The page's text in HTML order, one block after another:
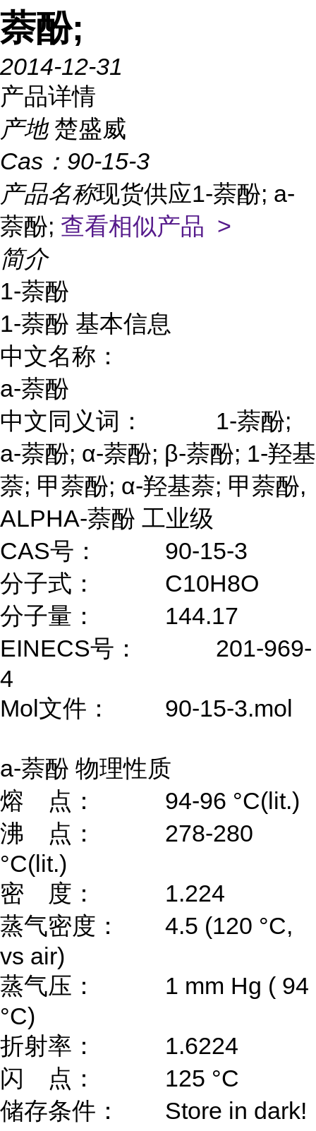
萘酚;
2014-12-31
产品详情
产地 楚盛威
Cas： 90-15-3
产品名称现货供应1-萘酚; a-
萘酚; 查看相似产品 >
简介
1-萘酚
1-萘酚 基本信息
中文名称：
a-萘酚
中文同义词：
1-萘酚;
a-萘酚; α-萘酚; β-萘酚; 1-羟基
萘; 甲萘酚; α-羟基萘; 甲萘酚,
ALPHA-萘酚 工业级
CAS号：
90-15-3
分子式：
C10H8O
分子量：
144.17
EINECS号：
201-969-
4
Mol文件：
90-15-3.mol
a-萘酚 物理性质
熔 点：
94-96 °C(lit.)
沸 点：
278-280
°C(lit.)
密 度：
1.224
蒸气密度：
4.5 (120 °C,
vs air)
蒸气压：
1 mm Hg ( 94
°C)
折射率：
1.6224
闪 点：
125 °C
储存条件：
Store in dark!